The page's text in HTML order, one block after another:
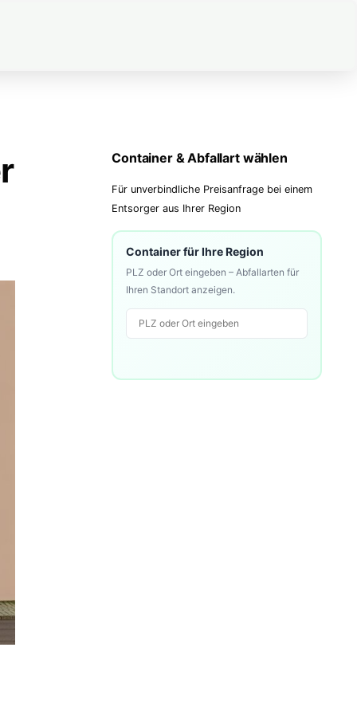
Container & Abfallart wählen
Für unverbindliche Preisanfrage bei einem
Entsorger aus Ihrer Region
Container für Ihre Region
PLZ oder Ort eingeben – Abfallarten für
Ihren Standort anzeigen.